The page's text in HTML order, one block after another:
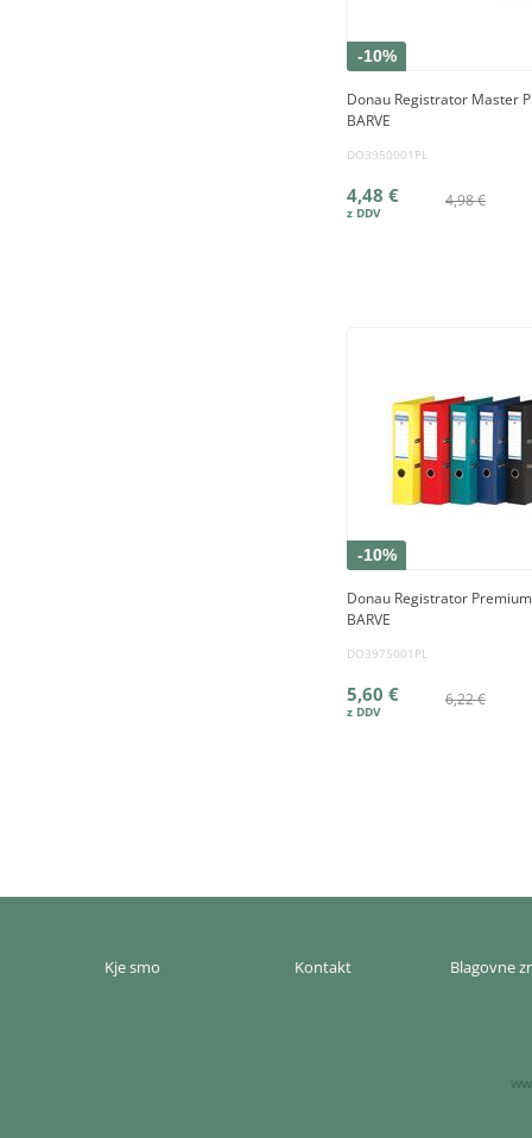
-10%
Donau Registrator Master
BARVE
DO3950001PL
4,98 €
4,48 €
-10%
Donau Registrator
BARVE
DO3975001PL
6,22 €
5,60 €
Kje smo Kontakt Blagovne